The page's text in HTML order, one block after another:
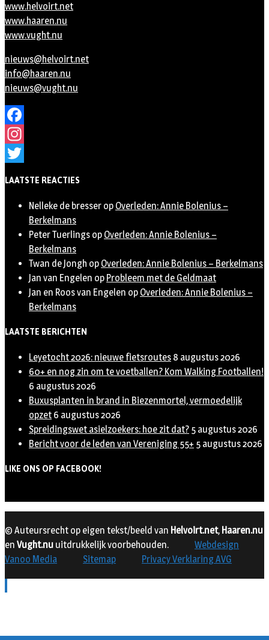
www.helvoirt.net
www.haaren.nu
www.vught.nu
nieuws@helvoirt.net
info@haaren.nu
nieuws@vught.nu
Facebook
Instagram
LAATSTE REACTIES
Nelleke de bresser op Overleden: Annie Bolenius –
Berkelmans
Peter Tuerlings op Overleden: Annie Bolenius –
Berkelmans
Twan de Jongh op Overleden: Annie Bolenius – Berkelmans
Jan van Engelen op Probleem met de Geldmaat
Jan en Roos van Engelen op Overleden: Annie Bolenius –
Berkelmans
LAATSTE BERICHTEN
Leyetocht 2026: nieuwe fietsroutes 8 augustus 2026
60+ en nog zin om te voetballen? Kom Walking Footballen!
6 augustus 2026
Buxusplanten in brand in Biezenmortel, vermoedelijk
opzet 6 augustus 2026
Spreidingswet asielzoekers: hoe zit dat? 5 augustus 2026
Bericht voor de leden van Vereniging 55+ 5 augustus 2026
LIKE ONS OP FACEBOOK!
© Auteursrecht op eigen tekst/beeld van Helvoirt.net, Haaren.nu
en Vught.nu uitdrukkelijk voorbehouden.
Webdesign
Vanoo Media
Sitemap Privacy Verklaring AVG